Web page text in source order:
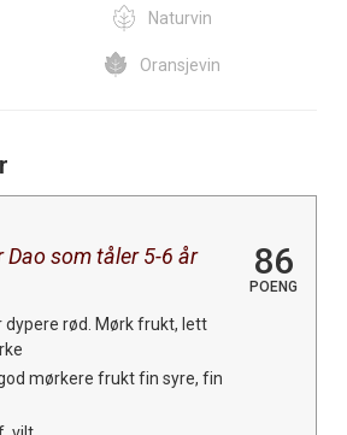
Naturvin
Oransjevin
Dao som tåler 5-6 år
86
POENG
dypere rød. Mørk frukt, lett
mørkere frukt fin syre, fin